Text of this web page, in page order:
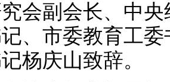
会副会长、中
、市委教育工
杨庆山致辞。